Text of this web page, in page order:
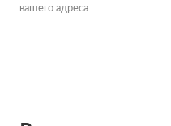
вашего адреса.